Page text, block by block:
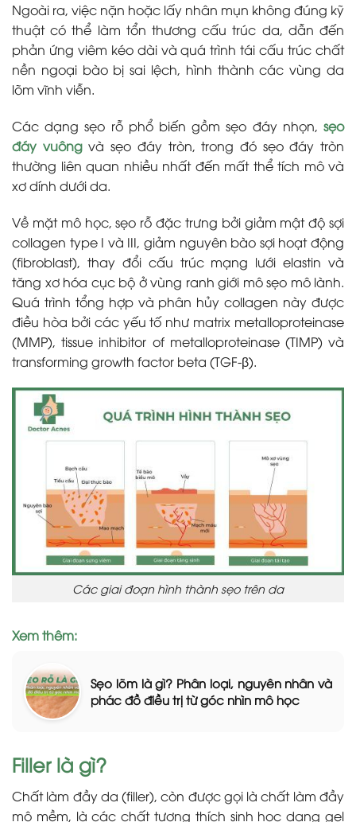
Ngoài ra, việc nặn hoặc lấy nhân mụn không đúng kỹ
thuật có thể làm tổn thương cấu trúc da, dẫn đến
phản ứng viêm kéo dài và quá trình tái cấu trúc chất
nền ngoại bào bị sai lệch, hình thành các vùng da
lõm vĩnh viễn.
Các dạng sẹo rỗ phổ biến gồm sẹo đáy nhọn, sẹo
đáy vuôngvà sẹo đáy tròn, trong đó sẹo đáy tròn
thường liên quan nhiều nhất đến mất thể tích mô và
xơ dính dưới da.
Về mặt mô học, sẹo rỗ đặc trưng bởi giảm mật độ sợi
collagen type I và III, giảm nguyên bào sợi hoạt động
(fibroblast), thay đổi cấu trúc mạng lưới elastin và
tăng xơ hóa cục bộ ở vùng ranh giới mô sẹo mô lành.
Quá trình tổng hợp và phân hủy collagen này được
điều hòa bởi các yếu tố như matrix metalloproteinase
(MMP), tissue inhibitor of metalloproteinase (TIMP) và
transforming growth factor beta (TGF-β).
Các giai đoạn hình thành sẹo trên da
Xem thêm:
Sẹo lõm là gì? Phân loại, nguyên nhân và
phác đồ điều trị từ góc nhìn mô học
Filler là gì?
Chất làm đầy da (filler), còn được gọi là chất làm đầy
mô mềm, là các chất tương thích sinh học dạng gel